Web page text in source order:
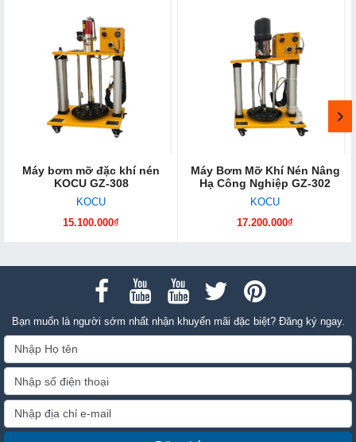
Máy bơm mỡ đặc khí nén
KOCU GZ-308
KOCU
15.100.000₫
Máy Bơm Mỡ Khí Nén Nâng
Hạ Công Nghiệp GZ-302
KOCU
17.200.000₫
Bạn muốn là người sớm nhất nhận khuyến mãi đặc biệt? Đăng ký ngay.